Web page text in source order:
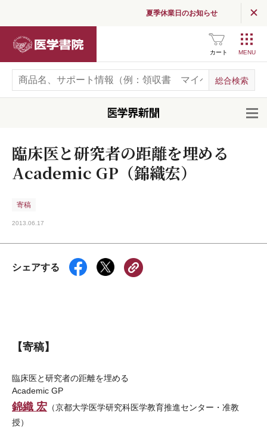
夏季休業日のお知らせ
カート
臨床医と研究者の距離を埋める
Academic GP（錦織宏）
寄稿
2013.06.17
シェアする
【寄稿】
臨床医と研究者の距離を埋める
Academic GP
錦織 宏 （京都大学医学研究科医学教育推進センター・准教
授）